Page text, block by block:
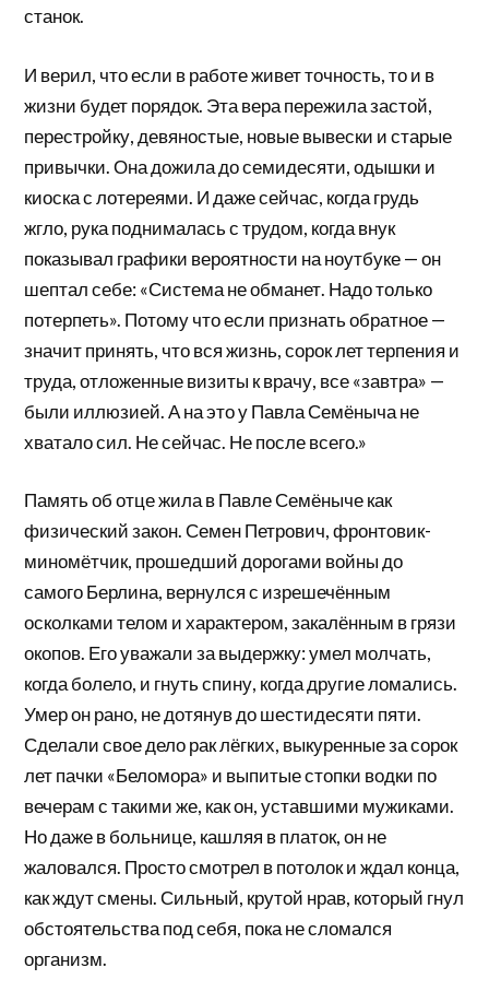
станок.
И верил, что если в работе живет точность, то и в
жизни будет порядок. Эта вера пережила застой,
перестройку, девяностые, новые вывески и старые
привычки. Она дожила до семидесяти, одышки и
киоска с лотереями. И даже сейчас, когда грудь
жгло, рука поднималась с трудом, когда внук
показывал графики вероятности на ноутбуке — он
шептал себе: «Система не обманет. Надо только
потерпеть». Потому что если признать обратное —
значит принять, что вся жизнь, сорок лет терпения и
труда, отложенные визиты к врачу, все «завтра» —
были иллюзией. А на это у Павла Семёныча не
хватало сил. Не сейчас. Не после всего.»
Память об отце жила в Павле Семёныче как
физический закон. Семен Петрович, фронтовик-
миномётчик, прошедший дорогами войны до
самого Берлина, вернулся с изрешечённым
осколками телом и характером, закалённым в грязи
окопов. Его уважали за выдержку: умел молчать,
когда болело, и гнуть спину, когда другие ломались.
Умер он рано, не дотянув до шестидесяти пяти.
Сделали свое дело рак лёгких, выкуренные за сорок
лет пачки «Беломора» и выпитые стопки водки по
вечерам с такими же, как он, уставшими мужиками.
Но даже в больнице, кашляя в платок, он не
жаловался. Просто смотрел в потолок и ждал конца,
как ждут смены. Сильный, крутой нрав, который гнул
обстоятельства под себя, пока не сломался
организм.